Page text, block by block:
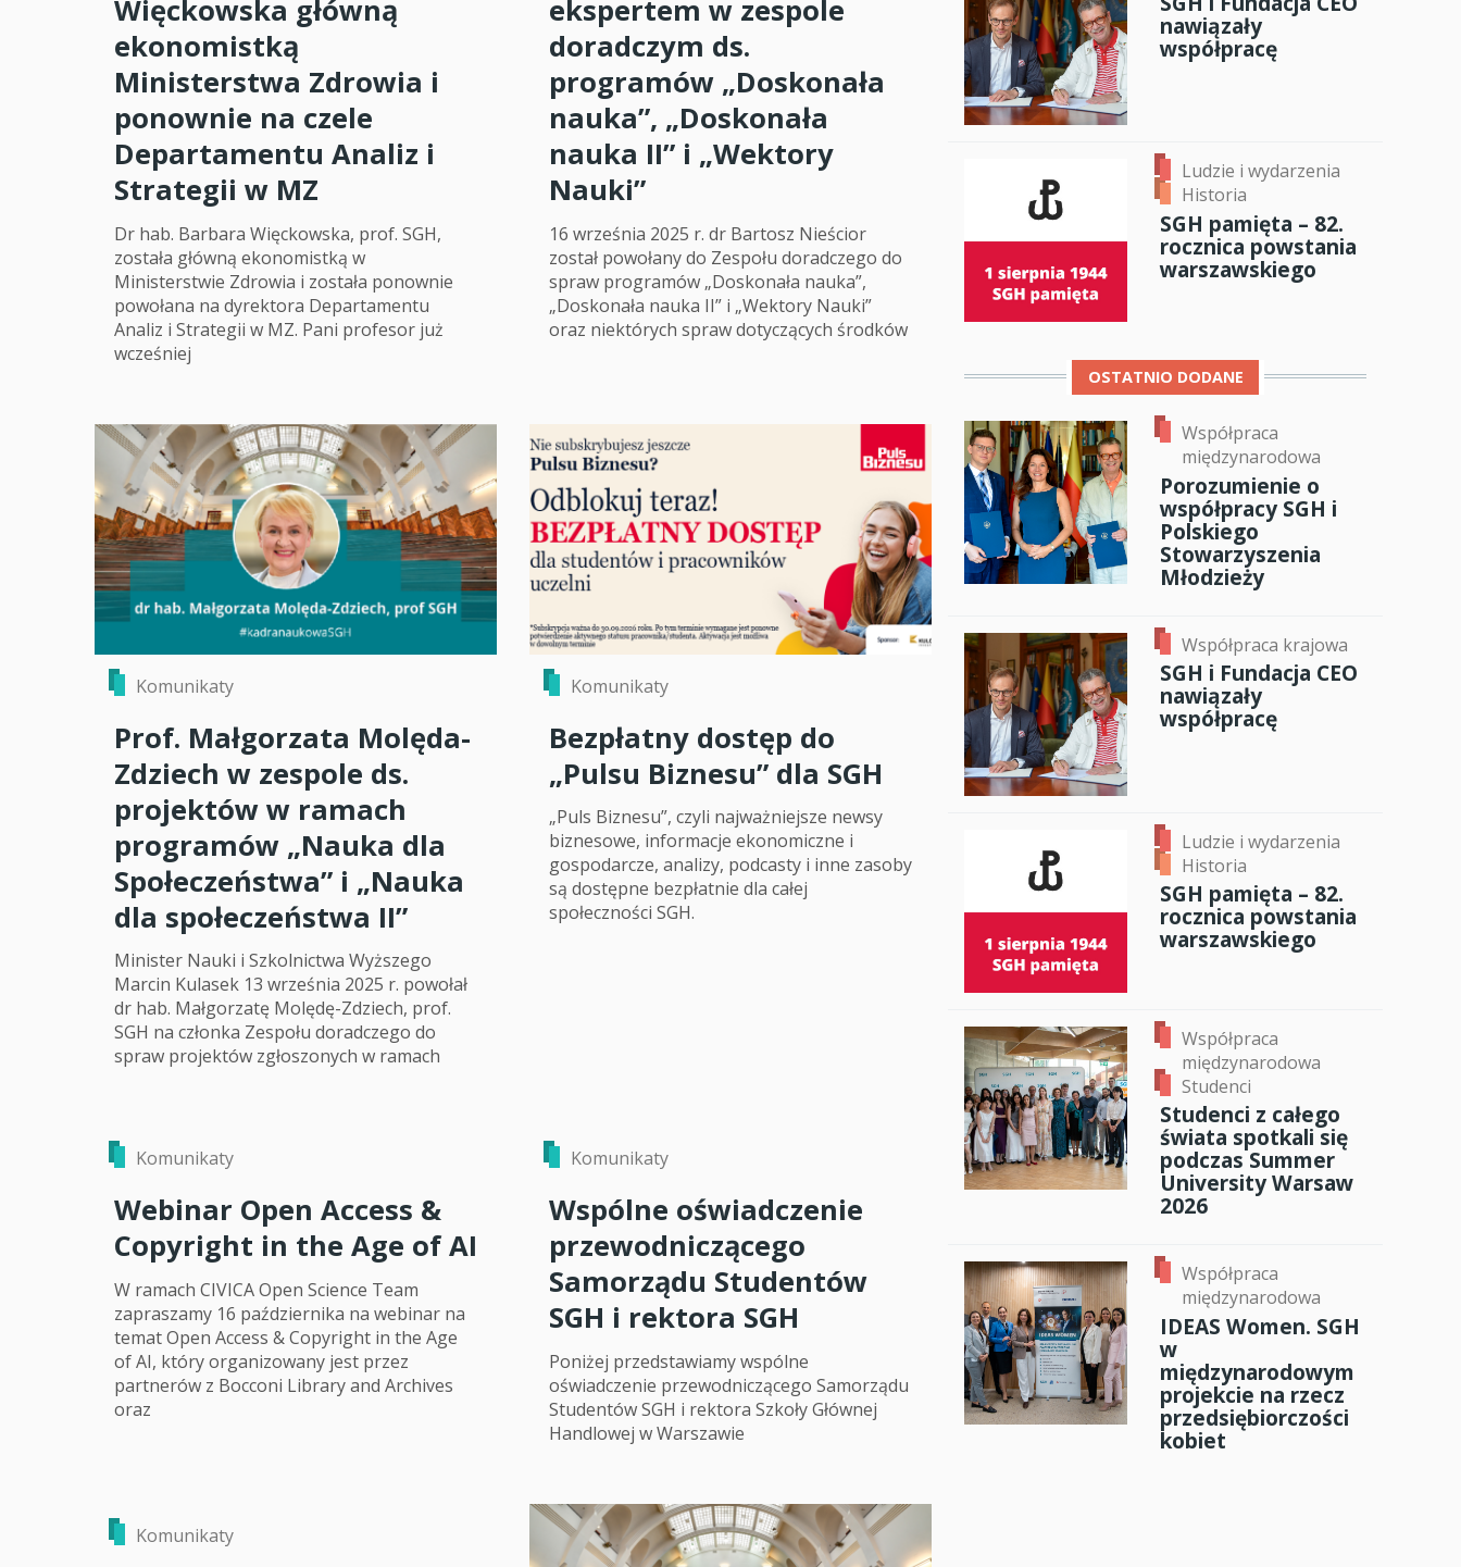
Studenci i doktoranci
Absolwenci
Współpraca międzynarodowa
Historia
Wspomnienia
Więckowska główną
ekonomistką
Ministerstwa Zdrowia i
ponownie na czele
Departamentu Analiz i
Strategii w MZ
Dr hab. Barbara Więckowska, prof. SGH,
została główną ekonomistką w
Ministerstwie Zdrowia i została ponownie
powołana na dyrektora Departamentu
Analiz i Strategii w MZ. Pani profesor już
wcześniej
ekspertem w zespole
doradczym ds.
programów „Doskonała
nauka”, „Doskonała
nauka II” i „Wektory
Nauki”
16 września 2025 r. dr Bartosz Nieścior
został powołany do Zespołu doradczego do
spraw programów „Doskonała nauka”,
„Doskonała nauka II” i „Wektory Nauki”
oraz niektórych spraw dotyczących środków
Komunikaty
Prof. Małgorzata Molęda-
Zdziech w zespole ds.
projektów w ramach
programów „Nauka dla
Społeczeństwa” i „Nauka
dla społeczeństwa II”
Minister Nauki i Szkolnictwa Wyższego
Marcin Kulasek 13 września 2025 r. powołał
dr hab. Małgorzatę Molędę-Zdziech, prof.
SGH na członka Zespołu doradczego do
spraw projektów zgłoszonych w ramach
Komunikaty
Bezpłatny dostęp do
„Pulsu Biznesu” dla SGH
„Puls Biznesu”, czyli najważniejsze newsy
biznesowe, informacje ekonomiczne i
gospodarcze, analizy, podcasty i inne zasoby
są dostępne bezpłatnie dla całej
społeczności SGH.
Komunikaty
Webinar Open Access &
Copyright in the Age of AI
W ramach CIVICA Open Science Team
zapraszamy 16 października na webinar na
temat Open Access & Copyright in the Age
of AI, który organizowany jest przez
partnerów z Bocconi Library and Archives
oraz
Komunikaty
Wspólne oświadczenie
przewodniczącego
Samorządu Studentów
SGH i rektora SGH
Poniżej przedstawiamy wspólne
oświadczenie przewodniczącego Samorządu
Studentów SGH i rektora Szkoły Głównej
Handlowej w Warszawie
Komunikaty
nawiązały
współpracę
Ludzie i wydarzenia
Historia
SGH pamięta – 82.
rocznica powstania
warszawskiego
OSTATNIO DODANE
Współpraca
międzynarodowa
Porozumienie o
współpracy SGH i
Polskiego
Stowarzyszenia
Młodzieży
Współpraca krajowa
SGH i Fundacja CEO
nawiązały
współpracę
Ludzie i wydarzenia
Historia
SGH pamięta – 82.
rocznica powstania
warszawskiego
Współpraca
międzynarodowa
Studenci
Studenci z całego
świata spotkali się
podczas Summer
University Warsaw
2026
Współpraca
międzynarodowa
IDEAS Women. SGH
w
międzynarodowym
projekcie na rzecz
przedsiębiorczości
kobiet